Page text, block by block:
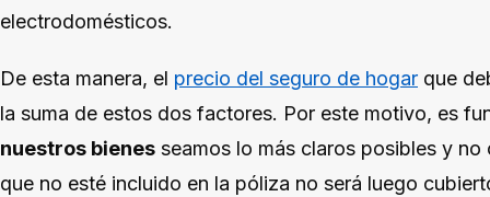
electrodomésticos.
De esta manera, el precio del seguro de hogar que
la suma de estos dos factores. Por este motivo, es
nuestros bienes seamos lo más claros posibles y
que no esté incluido en la póliza no será luego